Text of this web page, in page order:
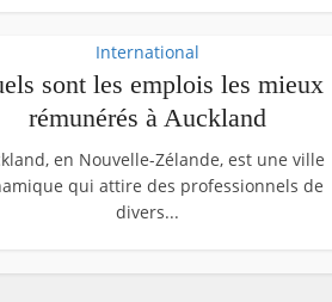
International
sont les emplois les mieux
rémunérés à Auckland
en Nouvelle-Zélande, est une ville
qui attire des professionnels de
divers...